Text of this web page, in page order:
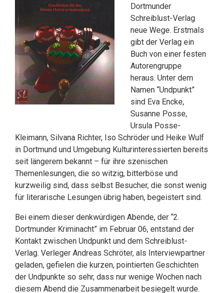
Dortmunder
Schreiblust-Verlag
neue Wege. Erstmals
gibt der Verlag ein
Buch von einer festen
Autorengruppe
heraus. Unter dem
Namen “Undpunkt”
sind Eva Encke,
Susanne Posse,
Ursula Posse-
Kleimann, Silvana Richter, Iso Schröder und Heike Wulf
in Dortmund und Umgebung Kulturinteressierten bereits
seit längerem bekannt – für ihre szenischen
Themenlesungen, die so witzig, bitterböse und
kurzweilig sind, dass selbst Besucher, die sonst wenig
für literarische Lesungen übrig haben, begeistert sind.
Bei einem dieser denkwürdigen Abende, der “2.
Dortmunder Kriminacht” im Februar 06, entstand der
Kontakt zwischen Undpunkt und dem Schreiblust-
Verlag. Verleger Andreas Schröter, als Interviewpartner
geladen, gefielen die kurzen, pointierten Geschichten
der Undpunkte so sehr, dass nur wenige Wochen nach
diesem Abend die Zusammenarbeit besiegelt wurde.